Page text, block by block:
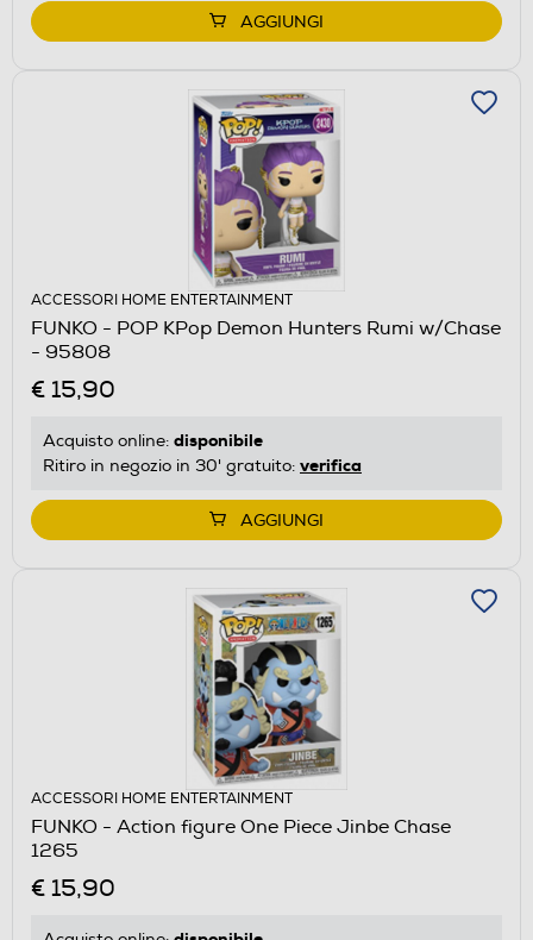
AGGIUNGI
ACCESSORI HOME ENTERTAINMENT
FUNKO - POP KPop Demon Hunters Rumi w/Chase
- 95808
€ 15,90
Acquisto online: disponibile
Ritiro in negozio in 30' gratuito: verifica
AGGIUNGI
ACCESSORI HOME ENTERTAINMENT
FUNKO - Action figure One Piece Jinbe Chase
1265
€ 15,90